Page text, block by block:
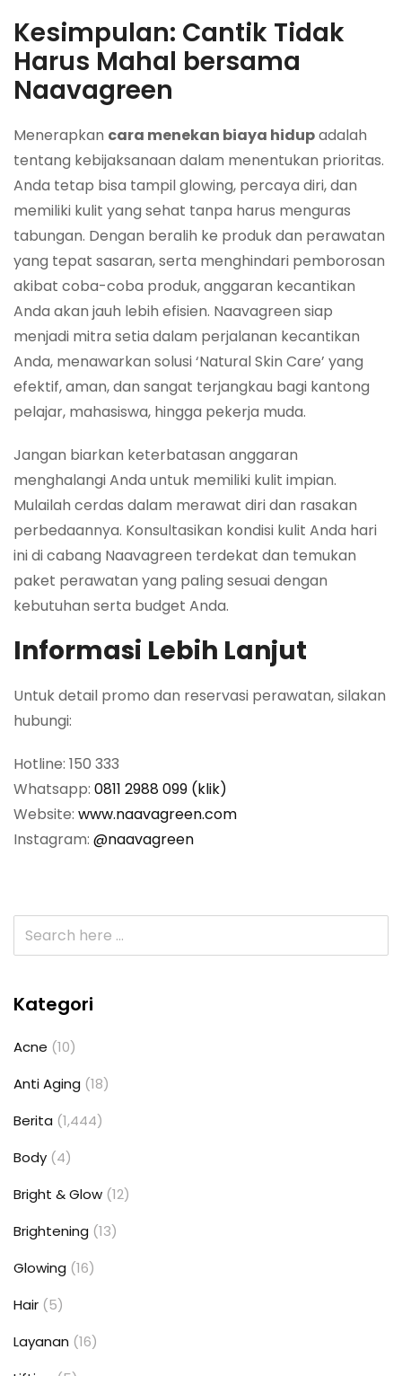
Kesimpulan: Cantik Tidak
Harus Mahal bersama
Naavagreen
Menerapkan cara menekan biaya hidupadalah
tentang kebijaksanaan dalam menentukan prioritas.
Anda tetap bisa tampil glowing, percaya diri, dan
memiliki kulit yang sehat tanpa harus menguras
tabungan. Dengan beralih ke produk dan perawatan
yang tepat sasaran, serta menghindari pemborosan
akibat coba-coba produk, anggaran kecantikan
Anda akan jauh lebih efisien. Naavagreen siap
menjadi mitra setia dalam perjalanan kecantikan
Anda, menawarkan solusi ‘Natural Skin Care’ yang
efektif, aman, dan sangat terjangkau bagi kantong
pelajar, mahasiswa, hingga pekerja muda.
Jangan biarkan keterbatasan anggaran
menghalangi Anda untuk memiliki kulit impian.
Mulailah cerdas dalam merawat diri dan rasakan
perbedaannya. Konsultasikan kondisi kulit Anda hari
ini di cabang Naavagreen terdekat dan temukan
paket perawatan yang paling sesuai dengan
kebutuhan serta budget Anda.
Informasi Lebih Lanjut
Untuk detail promo dan reservasi perawatan, silakan
hubungi:
Hotline: 150 333
Whatsapp: 0811 2988 099 (klik)
Website: www.naavagreen.com
Instagram: @naavagreen
Kategori
Acne (10)
Anti Aging (18)
Berita (1,444)
Body (4)
Bright & Glow (12)
Brightening (13)
Glowing (16)
Hair (5)
Layanan (16)